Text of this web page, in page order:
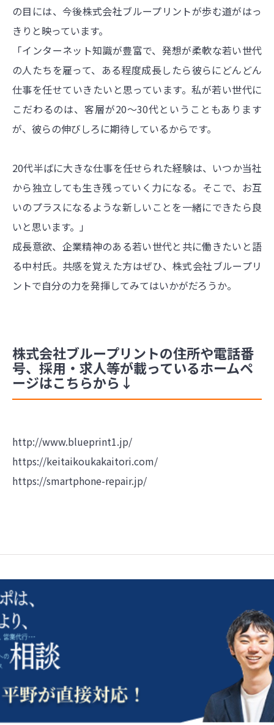
の目には、今後株式会社ブループリントが歩む道がはっ
きりと映っています。
「インターネット知識が豊富で、発想が柔軟な若い世代
の人たちを雇って、ある程度成長したら彼らにどんどん
仕事を任せていきたいと思っています。私が若い世代に
こだわるのは、客層が20～30代ということもあります
が、彼らの伸びしろに期待しているからです。
20代半ばに大きな仕事を任せられた経験は、いつか当社
から独立しても生き残っていく力になる。そこで、お互
いのプラスになるような新しいことを一緒にできたら良
いと思います。」
成長意欲、企業精神のある若い世代と共に働きたいと語
る中村氏。共感を覚えた方はぜひ、株式会社ブループリ
ントで自分の力を発揮してみてはいかがだろうか。
株式会社ブループリントの住所や電話番
号、採用・求人等が載っているホームペ
ージはこちらから↓
http://www.blueprint1.jp/
https://keitaikoukakaitori.com/
https://smartphone-repair.jp/